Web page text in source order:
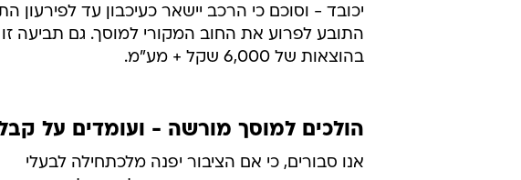
יכובד - וסוכם כי הרכב יישאר כעיכבון עד
התובע לפרוע את החוב המקורי למוסך. גם תביעה
בהוצאות של 6,000 שקל + מע"מ.
הולכים למוסך מורשה - ועומדים על
אנו סבורים, כי אם הציבור יפנה מלכתחילה לבעלי